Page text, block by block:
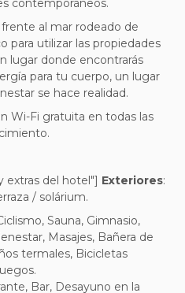
contemporáneos.
al mar rodeado de
para utilizar las propiedades
lugar donde encontrarás
para tu cuerpo, un lugar
se hace realidad.
Wi-Fi gratuita en todas las
extras del hotel"] Exteriores:
/ solárium.
Sauna, Gimnasio,
Masajes, Bañera de
termales, Bicicletas
.
Bar, Desayuno en la